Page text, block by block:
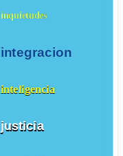
inquietudes
integracion
inteligencia
justicia